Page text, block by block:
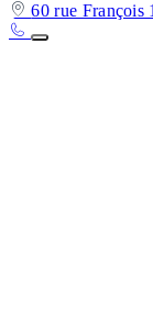
60 rue François